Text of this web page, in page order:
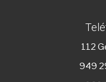
112
949